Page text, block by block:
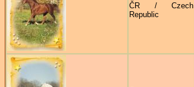
ČR / Czech
Republic